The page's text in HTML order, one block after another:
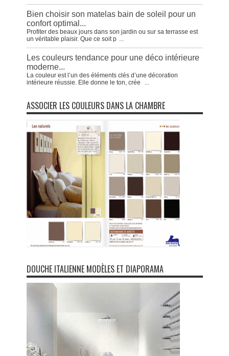
Bien choisir son matelas bain de soleil pour un
confort optimal...
Profiter des beaux jours dans son jardin ou sur sa terrasse est
un véritable plaisir. Que ce soit p ...
Les couleurs tendance pour une déco intérieure
moderne...
La couleur est l’un des éléments clés d’une décoration
intérieure réussie. Elle donne le ton, crée
...
ASSOCIER LES COULEURS DANS LA CHAMBRE
DOUCHE ITALIENNE MODÈLES ET DIAPORAMA